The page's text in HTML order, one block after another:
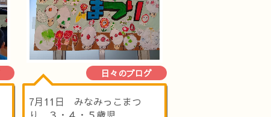
日々のブログ
7月11日 みなみっこまつ
り ３・４・５歳児